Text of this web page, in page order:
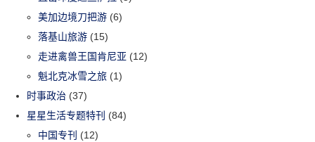
美加边境刀把游 (6)
落基山旅游 (15)
走进禽兽王国肯尼亚 (12)
魁北克冰雪之旅 (1)
时事政治 (37)
星星生活专题特刊 (84)
中国专刊 (12)